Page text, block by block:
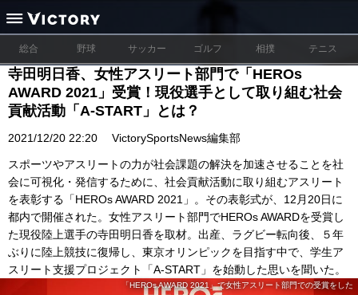
総合 野球 サッカー ゴルフ 相撲 テニス
寺田明日香、女性アスリート部門で「HEROs
AWARD 2021」受賞！現役選手として取り組む社会
貢献活動「A-START」とは？
2021/12/20 22:20 VictorySportsNews編集部
スポーツやアスリートの力が社会課題の解決を加速させることを社
会に可視化・発信するために、社会貢献活動に取り組むアスリート
を表彰する「HEROs AWARD 2021」。その表彰式が、12月20日に
都内で開催された。女性アスリート部門でHEROs AWARDを受賞し
た現役陸上選手の寺田明日香を取材。出産、ラグビー転向後、５年
ぶりに陸上競技に復帰し、東京オリンピックを目指す中で、学生ア
スリート支援プロジェクト「A-START」を始動した思いを聞いた。
「HEROs AWARD 2021」で女性アスリート部門での受賞をした